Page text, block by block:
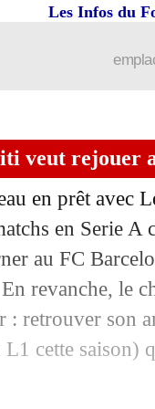
Les Infos du
veut rejouer
en prêt avec
en Serie A
au FC
revanche, le
: retrouver son
cette saison)
pour l'avenir
un
pour le futur
devrait
sa revanche
80 M€ pour
message fort
Ben